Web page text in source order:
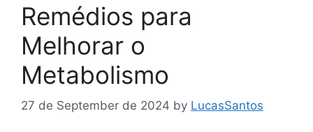
Remédios para
Melhorar o
Metabolismo
27 de September de 2024 by LucasSantos